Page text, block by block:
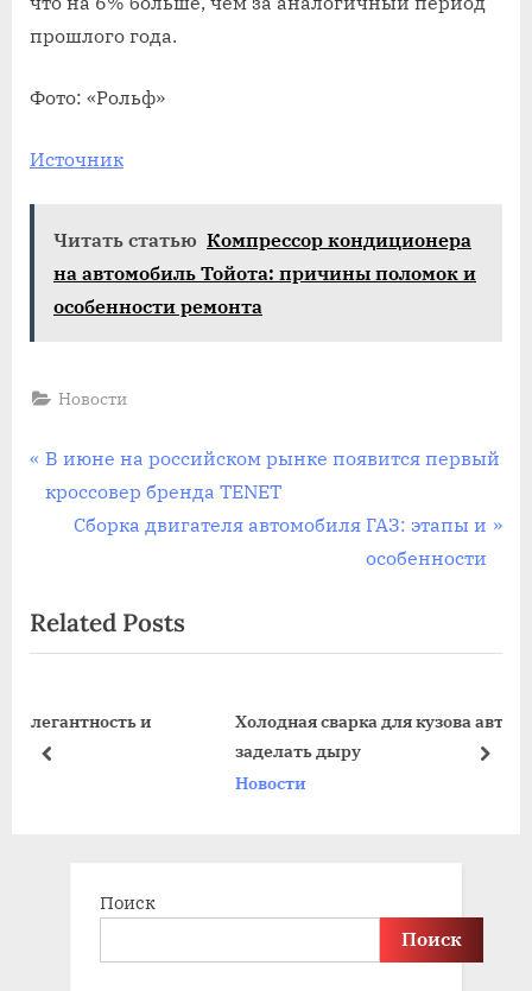
прошлого года.
Фото: «Рольф»
Источник
Читать статью Компрессор кондиционера
на автомобиль Тойота: причины поломок и
особенности ремонта
Новости
Навигация
по
P
r
o
u
P
o
В июне на российском рынке появится первый
кроссовер бренда TENET
N
t
P
s
Сборка двигателя автомобиля ГАЗ: этапы и
особенности
Related Posts
и
Холодная сварка для кузова автомобиля: как
заделать дыру
prev next
Поиск
Поиск